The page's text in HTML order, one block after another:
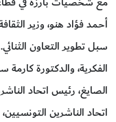
أحمد فؤاد هنو، وزير
سبل تطوير التعاون
الفكرية، والدكتورة
الصايغ، رئيس اتحاد
اتحاد الناشرين